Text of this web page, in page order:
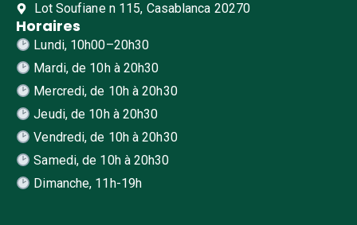
Lot Soufiane n 115, Casablanca 20270
Horaires
Lundi, 10h00–20h30
Mardi, de 10h à 20h30
Mercredi, de 10h à 20h30
Jeudi, de 10h à 20h30
Vendredi, de 10h à 20h30
Samedi, de 10h à 20h30
Dimanche, 11h-19h